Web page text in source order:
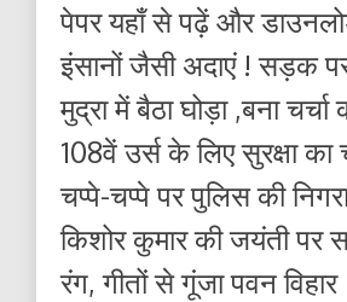
पेपर यहाँ से पढ़ें और
इंसानों जैसी अदाएं ! सड़क
मुद्रा में बैठा घोड़ा ,बना चर्चा
108वें उर्स के लिए सुरक्षा
चप्पे-चप्पे पर पुलिस की
किशोर कुमार की जयंती पर
रंग, गीतों से गूंजा पवन विहार